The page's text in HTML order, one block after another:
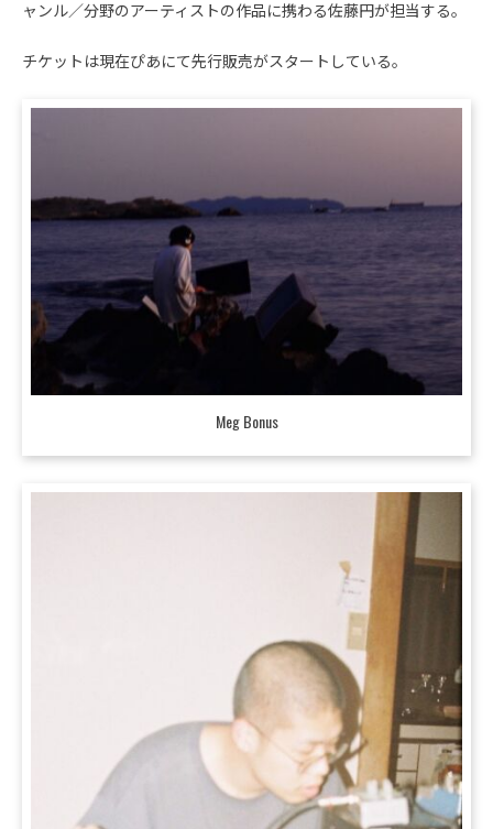
ャンル／分野のアーティストの作品に携わる佐藤円が担当する。
チケットは現在ぴあにて先行販売がスタートしている。
Meg Bonus